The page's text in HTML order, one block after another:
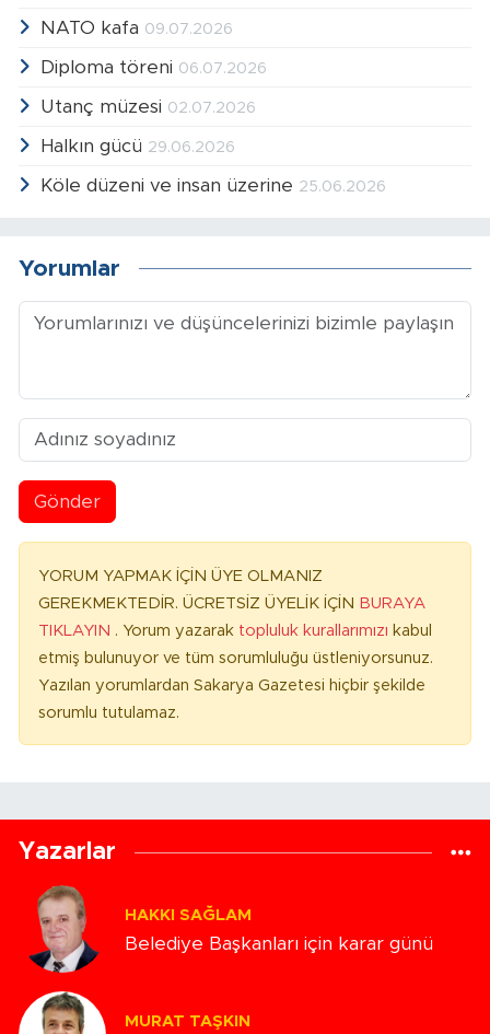
NATO kafa 09.07.2026
Diploma töreni 06.07.2026
Utanç müzesi 02.07.2026
Halkın gücü 29.06.2026
Köle düzeni ve insan üzerine 25.06.2026
Yorumlar
Gönder
YORUM YAPMAK İÇİN ÜYE OLMANIZ
GEREKMEKTEDİR. ÜCRETSİZ ÜYELİK İÇİN BURAYA
TIKLAYIN . Yorum yazarak topluluk kurallarımızı kabul
etmiş bulunuyor ve tüm sorumluluğu üstleniyorsunuz.
Yazılan yorumlardan Sakarya Gazetesi hiçbir şekilde
sorumlu tutulamaz.
Yazarlar
HAKKI SAĞLAM
Belediye Başkanları için karar günü
MURAT TAŞKIN